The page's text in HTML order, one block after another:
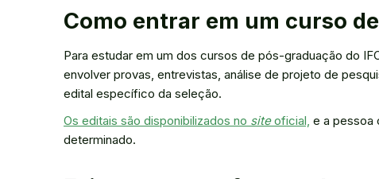
Como entrar em um curso
Para estudar em um dos cursos de pós-graduação do
envolver provas, entrevistas, análise de projeto de
edital específico da seleção.
Os editais são disponibilizados no siteoficial, e a pessoa
determinado.